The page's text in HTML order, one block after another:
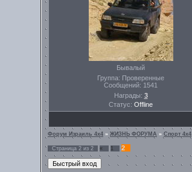
Бывалый
Группа: Проверенные
Сообщений: 1541
Награды: 3
Статус: Offline
Форум Израиль 4х4 » ЖИЗНЬ ФОРУМА » Спорт 4х4
Страница 2 из 2 « 1
2